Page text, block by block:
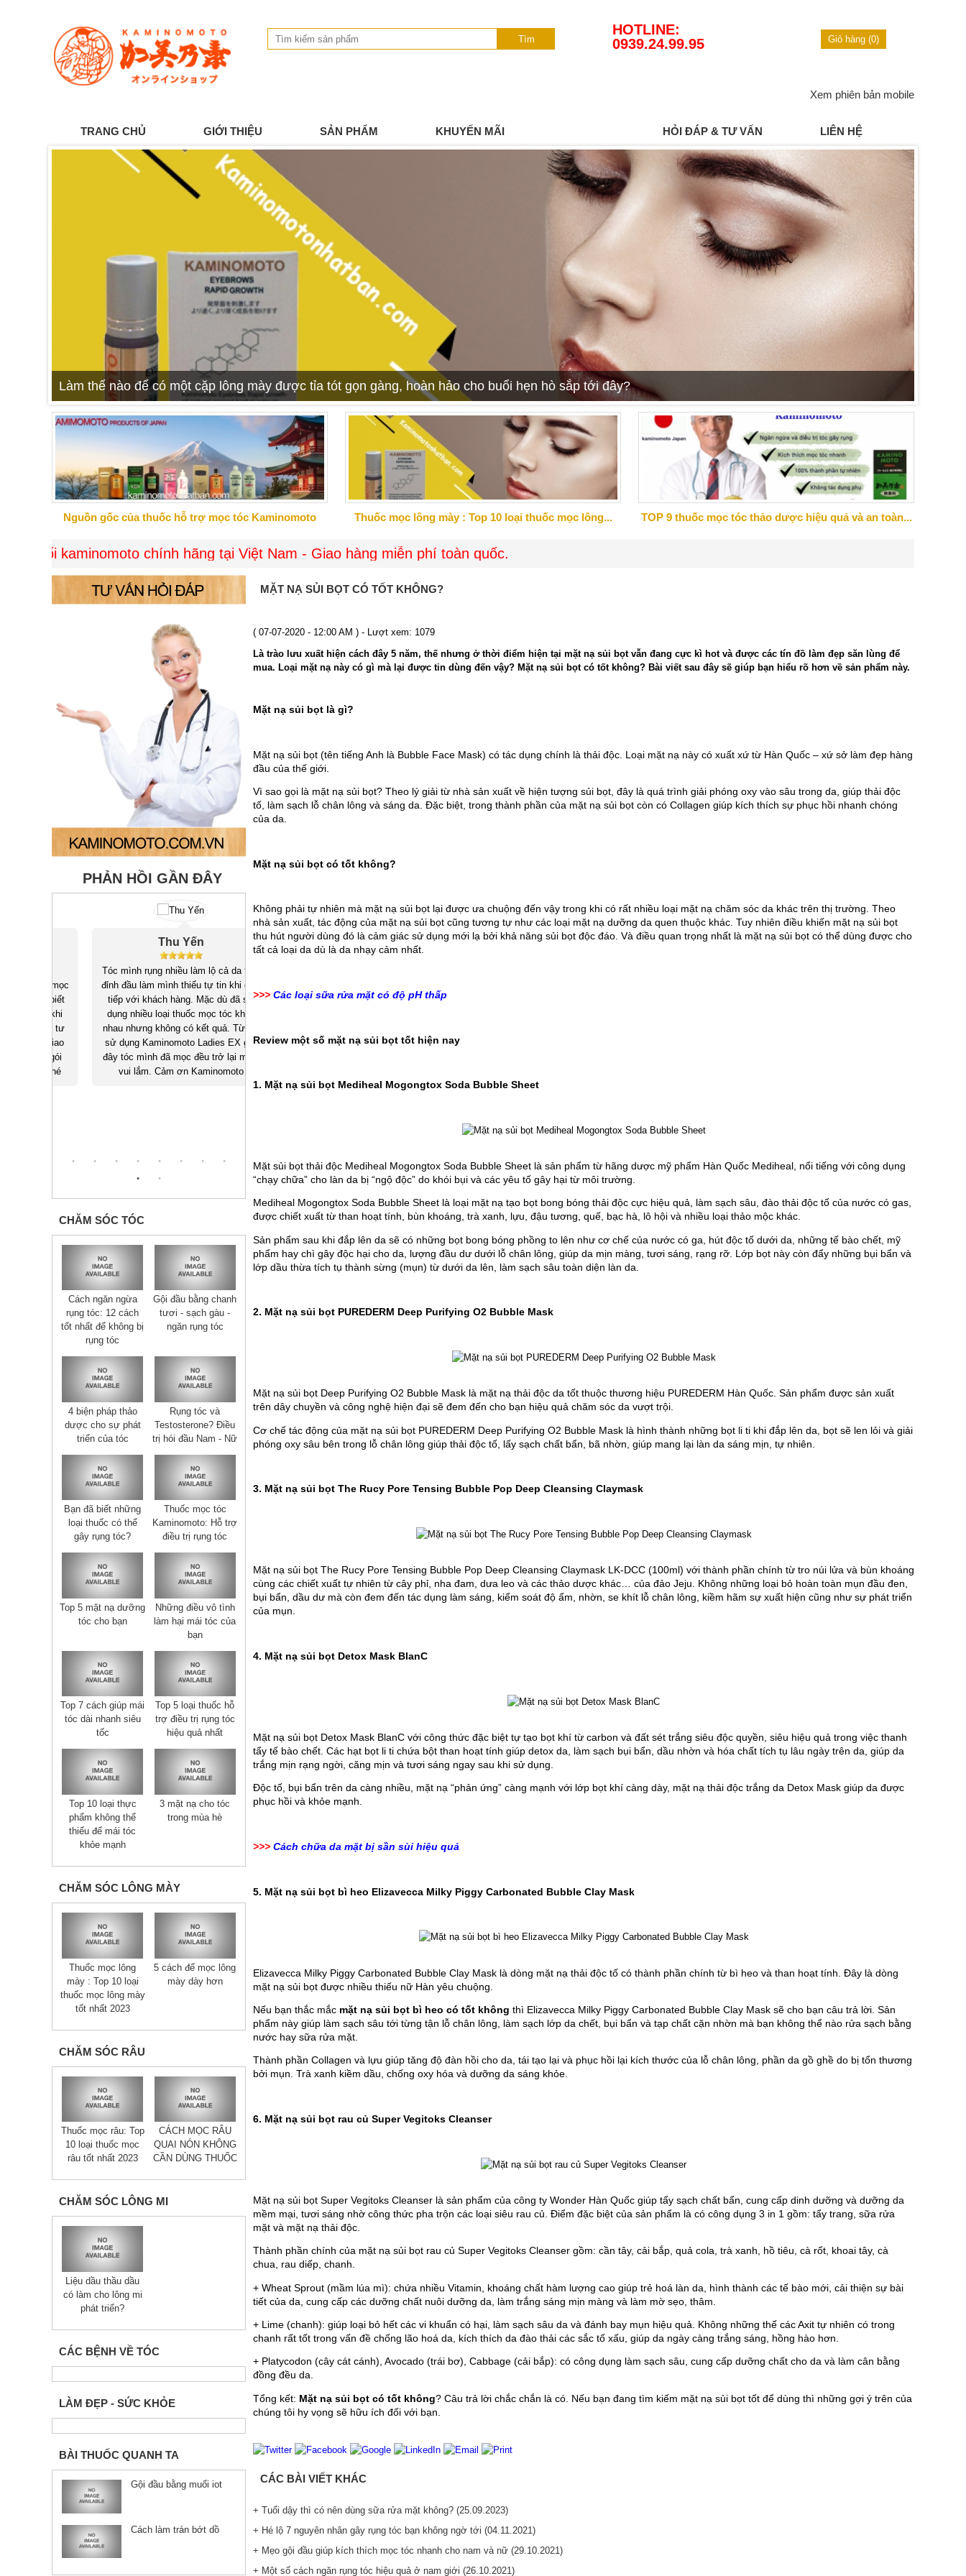
Tìm
HOTLINE:
0939.24.99.95
Giỏ hàng (0)
Xem phiên bản mobile
TRANG CHỦ GIỚI THIỆU SẢN PHẨM KHUYẾN MÃI HỎI ĐÁP & TƯ VẤN LIÊN HỆ
Làm thế nào để có một cặp lông mày được tỉa tót gọn gàng, hoàn hảo cho buổi hẹn hò sắp tới đây?
Nguồn gốc của thuốc hỗ trợ mọc tóc Kaminomoto Thuốc mọc lông mày : Top 10 loại thuốc mọc lông... TOP 9 thuốc mọc tóc thảo dược hiệu quả và an toàn...
chính hãng tại Việt Nam - Giao hàng miễn phí toàn quốc.
PHẢN HỒI GẦN ĐÂY
Thu Yến
Tóc mình rụng nhiều làm lộ cả da trên
đỉnh đầu làm mình thiếu tự tin khi giao
tiếp với khách hàng. Mặc dù đã sử
dụng nhiều loại thuốc mọc tóc khác
nhau nhưng không có kết quả. Từ khi
sử dụng Kaminomoto Ladies EX giờ
đây tóc mình đã mọc đều trở lại mình
vui lắm. Cảm ơn Kaminomoto
Tuấn Vũ
bị hói, sau khi tìm hiểu và sử dụng
hiện giờ rất vui. Xin cảm ơn
sau 2 tháng hiện giờ các bạn ai cũng
!!!
CHĂM SÓC TÓC
Cách ngăn ngừa
rụng tóc: 12 cách
tốt nhất để không bị
rụng tóc
Gội đầu bằng chanh
tươi - sạch gàu -
ngăn rụng tóc
4 biện pháp thảo
dược cho sự phát
triển của tóc
Rụng tóc và
Testosterone? Điều
trị hói đầu Nam - Nữ
Bạn đã biết những
loại thuốc có thể
gây rụng tóc?
Thuốc mọc tóc
Kaminomoto: Hỗ trợ
điều trị rụng tóc
Top 5 mặt nạ dưỡng
tóc cho bạn
Những điều vô tình
làm hại mái tóc của
bạn
Top 7 cách giúp mái
tóc dài nhanh siêu
tốc
Top 5 loại thuốc hỗ
trợ điều trị rụng tóc
hiệu quả nhất
Top 10 loại thực
phẩm không thể
thiếu đế mái tóc
khỏe mạnh
3 mặt nạ cho tóc
trong mùa hè
CHĂM SÓC LÔNG MÀY
Thuốc mọc lông
mày : Top 10 loại
thuốc mọc lông mày
tốt nhất 2023
5 cách để mọc lông
mày dày hơn
CHĂM SÓC RÂU
Thuốc mọc râu: Top
10 loại thuốc mọc
râu tốt nhất 2023
CÁCH MỌC RÂU
QUAI NÓN KHÔNG
CẦN DÙNG THUỐC
CHĂM SÓC LÔNG MI
Liệu dầu thầu dầu
có làm cho lông mi
phát triển?
CÁC BỆNH VỀ TÓC
LÀM ĐẸP - SỨC KHỎE
BÀI THUỐC QUANH TA
Gội đầu bằng muối iot
Cách làm trán bớt dồ
MẶT NẠ SỦI BỌT CÓ TỐT KHÔNG?
( 07-07-2020 - 12:00 AM ) - Lượt xem: 1079
Là trào lưu xuất hiện cách đây 5 năm, thế nhưng ở thời điểm hiện tại mặt nạ sủi bọt vẫn đang cực kì hot và được các tín đồ làm đẹp săn lùng để
mua. Loại mặt nạ này có gì mà lại được tin dùng đến vậy? Mặt nạ sủi bọt có tốt không? Bài viết sau đây sẽ giúp bạn hiểu rõ hơn về sản phẩm này.
Mặt nạ sủi bọt là gì?
Mặt nạ sủi bọt (tên tiếng Anh là Bubble Face Mask) có tác dụng chính là thải độc. Loại mặt nạ này có xuất xứ từ Hàn Quốc – xứ sở làm đẹp hàng
đầu của thế giới.
Vì sao gọi là mặt nạ sủi bọt? Theo lý giải từ nhà sản xuất về hiện tượng sủi bọt, đây là quá trình giải phóng oxy vào sâu trong da, giúp thải độc
tố, làm sạch lỗ chân lông và sáng da. Đặc biệt, trong thành phần của mặt nạ sủi bọt còn có Collagen giúp kích thích sự phục hồi nhanh chóng
của da.
Mặt nạ sủi bọt có tốt không?
Không phải tự nhiên mà mặt nạ sủi bọt lại được ưa chuộng đến vậy trong khi có rất nhiều loại mặt nạ chăm sóc da khác trên thị trường. Theo
nhà sản xuất, tác động của mặt nạ sủi bọt cũng tương tự như các loại mặt nạ dưỡng da quen thuộc khác. Tuy nhiên điều khiến mặt nạ sủi bọt
thu hút người dùng đó là cảm giác sử dụng mới lạ bởi khả năng sủi bọt độc đáo. Và điều quan trọng nhất là mặt nạ sủi bọt có thể dùng được cho
tất cả loại da dù là da nhạy cảm nhất.
>>> Các loại sữa rửa mặt có độ pH thấp
Review một số mặt nạ sủi bọt tốt hiện nay
1. Mặt nạ sủi bọt Mediheal Mogongtox Soda Bubble Sheet
Mặt sủi bọt thải độc Mediheal Mogongtox Soda Bubble Sheet là sản phẩm từ hãng dược mỹ phẩm Hàn Quốc Mediheal, nổi tiếng với công dụng
“chạy chữa” cho làn da bị “ngộ độc” do khói bụi và các yêu tố gây hại từ môi trường.
Mediheal Mogongtox Soda Bubble Sheet là loại mặt nạ tạo bọt bong bóng thải độc cực hiệu quả, làm sạch sâu, đào thải độc tố của nước có gas,
được chiết xuất từ than hoạt tính, bùn khoáng, trà xanh, lựu, đậu tương, quế, bạc hà, lô hội và nhiều loại thảo mộc khác.
Sản phẩm sau khi đắp lên da sẽ có những bọt bong bóng phồng to lên như cơ chế của nước có ga, hút độc tố dưới da, những tế bào chết, mỹ
phẩm hay chì gây độc hại cho da, lượng đầu dư dưới lỗ chân lông, giúp da mịn màng, tươi sáng, rạng rỡ. Lớp bọt này còn đẩy những bụi bẩn và
lớp dầu thừa tích tụ thành sừng (mụn) từ dưới da lên, làm sạch sâu toàn diện làn da.
2. Mặt nạ sủi bọt PUREDERM Deep Purifying O2 Bubble Mask
Mặt nạ sủi bọt Deep Purifying O2 Bubble Mask là mặt nạ thải độc da tốt thuộc thương hiệu PUREDERM Hàn Quốc. Sản phẩm được sản xuất
trên dây chuyền và công nghệ hiện đại sẽ đem đến cho bạn hiệu quả chăm sóc da vượt trội.
Cơ chế tác động của mặt nạ sủi bọt PUREDERM Deep Purifying O2 Bubble Mask là hình thành những bọt li ti khi đắp lên da, bọt sẽ len lỏi và giải
phóng oxy sâu bên trong lỗ chân lông giúp thải độc tố, lấy sạch chất bẩn, bã nhờn, giúp mang lại làn da sáng mịn, tự nhiên.
3. Mặt nạ sủi bọt The Rucy Pore Tensing Bubble Pop Deep Cleansing Claymask
Mặt nạ sủi bọt The Rucy Pore Tensing Bubble Pop Deep Cleansing Claymask LK-DCC (100ml) với thành phần chính từ tro núi lửa và bùn khoáng
cùng các chiết xuất tự nhiên từ cây phỉ, nha đam, dưa leo và các thảo dược khác… của đảo Jeju. Không những loại bỏ hoàn toàn mụn đầu đen,
bụi bẩn, dầu dư mà còn đem đến tác dụng làm sáng, kiểm soát độ ẩm, nhờn, se khít lỗ chân lông, kiềm hãm sự xuất hiện cũng như sự phát triển
của mụn.
4. Mặt nạ sủi bọt Detox Mask BlanC
Mặt nạ sủi bọt Detox Mask BlanC với công thức đặc biệt tự tạo bọt khí từ carbon và đất sét trắng siêu độc quyền, siêu hiệu quả trong việc thanh
tẩy tế bào chết. Các hạt bọt li ti chứa bột than hoạt tính giúp detox da, làm sạch bụi bẩn, dầu nhờn và hóa chất tích tụ lâu ngày trên da, giúp da
trắng mịn rạng ngời, căng mịn và tươi sáng ngay sau khi sử dụng.
Độc tố, bụi bẩn trên da càng nhiều, mặt nạ “phản ứng” càng mạnh với lớp bọt khí càng dày, mặt nạ thải độc trắng da Detox Mask giúp da được
phục hồi và khỏe mạnh.
>>> Cách chữa da mặt bị sần sùi hiệu quả
5. Mặt nạ sủi bọt bì heo Elizavecca Milky Piggy Carbonated Bubble Clay Mask
Elizavecca Milky Piggy Carbonated Bubble Clay Mask là dòng mặt nạ thải độc tố có thành phần chính từ bì heo và than hoạt tính. Đây là dòng
mặt nạ sủi bọt được nhiều thiếu nữ Hàn yêu chuộng.
Nếu bạn thắc mắc mặt nạ sủi bọt bì heo có tốt không thì Elizavecca Milky Piggy Carbonated Bubble Clay Mask sẽ cho bạn câu trả lời. Sản
phẩm này giúp làm sạch sâu tới từng tận lỗ chân lông, làm sạch lớp da chết, bụi bẩn và tạp chất cặn nhờn mà bạn không thể nào rửa sạch bằng
nước hay sữa rửa mặt.
Thành phần Collagen và lựu giúp tăng độ đàn hồi cho da, tái tạo lại và phục hồi lại kích thước của lỗ chân lông, phần da gồ ghề do bị tổn thương
bởi mụn. Trà xanh kiềm dầu, chống oxy hóa và dưỡng da sáng khỏe.
6. Mặt nạ sủi bọt rau củ Super Vegitoks Cleanser
Mặt nạ sủi bọt Super Vegitoks Cleanser là sản phẩm của công ty Wonder Hàn Quốc giúp tẩy sạch chất bẩn, cung cấp dinh dưỡng và dưỡng da
mềm mại, tươi sáng nhờ công thức pha trộn các loại siêu rau củ. Điểm đặc biệt của sản phẩm là có công dụng 3 in 1 gồm: tẩy trang, sữa rửa
mặt và mặt nạ thải độc.
Thành phần chính của mặt nạ sủi bọt rau củ Super Vegitoks Cleanser gồm: cần tây, cải bắp, quả cola, trà xanh, hồ tiêu, cà rốt, khoai tây, cà
chua, rau diếp, chanh.
+ Wheat Sprout (mầm lúa mì): chứa nhiều Vitamin, khoáng chất hàm lượng cao giúp trẻ hoá làn da, hình thành các tế bào mới, cải thiện sự bài
tiết của da, cung cấp các dưỡng chất nuôi dưỡng da, làm trắng sáng mịn màng và làm mờ sẹo, thâm.
+ Lime (chanh): giúp loại bỏ hết các vi khuẩn có hại, làm sạch sâu da và đánh bay mụn hiệu quả. Không những thế các Axit tự nhiên có trong
chanh rất tốt trong vấn đề chống lão hoá da, kích thích da đào thải các sắc tố xấu, giúp da ngày càng trắng sáng, hồng hào hơn.
+ Platycodon (cây cát cánh), Avocado (trái bơ), Cabbage (cải bắp): có công dụng làm sạch sâu, cung cấp dưỡng chất cho da và làm cân bằng
đồng đều da.
Tổng kết: Mặt nạ sủi bọt có tốt không? Câu trả lời chắc chắn là có. Nếu bạn đang tìm kiếm mặt nạ sủi bọt tốt để dùng thì những gợi ý trên của
chúng tôi hy vọng sẽ hữu ích đối với bạn.
CÁC BÀI VIẾT KHÁC
+ Tuổi dậy thì có nên dùng sữa rửa mặt không? (25.09.2023)
+ Hé lộ 7 nguyên nhân gây rụng tóc bạn không ngờ tới (04.11.2021)
+ Mẹo gội đầu giúp kích thích mọc tóc nhanh cho nam và nữ (29.10.2021)
+ Một số cách ngăn rụng tóc hiệu quả ở nam giới (26.10.2021)